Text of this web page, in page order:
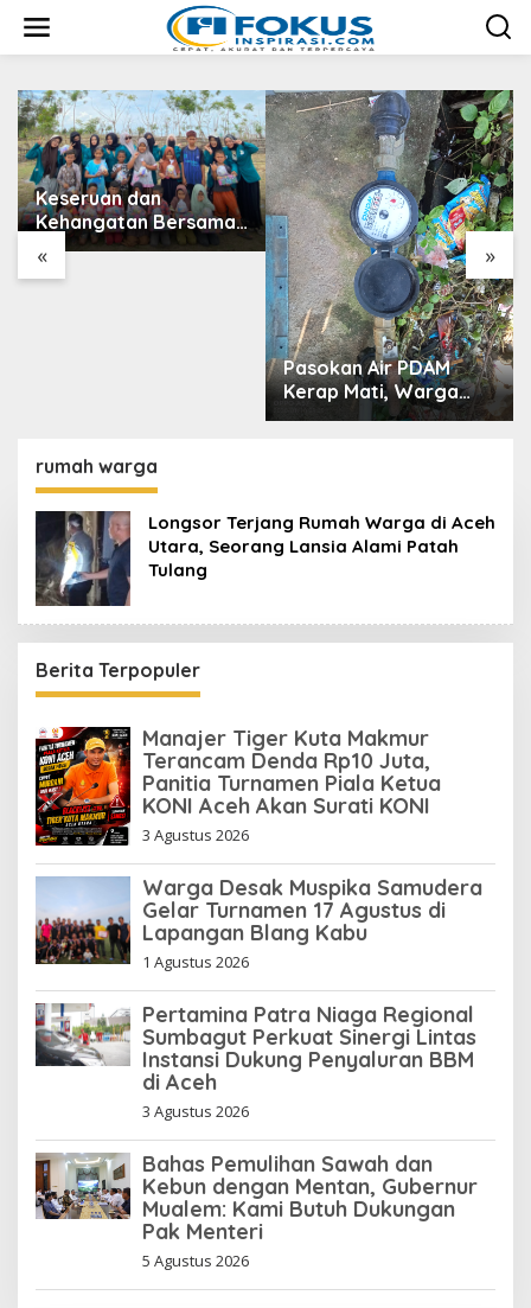
w
« »
Keseruan dan
Kehangatan Bersama
Anak-anak Desa Kuala
Kereutou dengan
Pasokan Air PDAM
Kerap Mati, Warga
Aceh Utara Desak
rumah warga
Longsor Terjang Rumah Warga di Aceh
Utara, Seorang Lansia Alami Patah
Tulang
Berita Terpopuler
Manajer Tiger Kuta Makmur
Terancam Denda Rp10 Juta,
Panitia Turnamen Piala Ketua
KONI Aceh Akan Surati KONI
3 Agustus 2026
Warga Desak Muspika Samudera
Gelar Turnamen 17 Agustus di
Lapangan Blang Kabu
1 Agustus 2026
Pertamina Patra Niaga Regional
Sumbagut Perkuat Sinergi Lintas
Instansi Dukung Penyaluran BBM
di Aceh
3 Agustus 2026
Bahas Pemulihan Sawah dan
Kebun dengan Mentan, Gubernur
Mualem: Kami Butuh Dukungan
Pak Menteri
5 Agustus 2026